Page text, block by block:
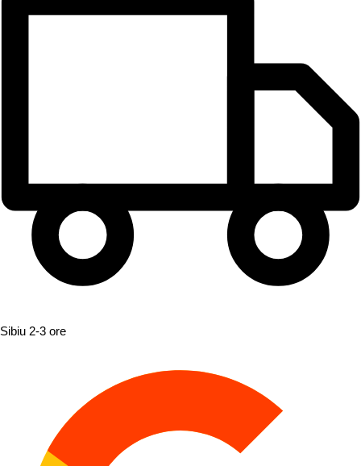
Sibiu 2-3 ore